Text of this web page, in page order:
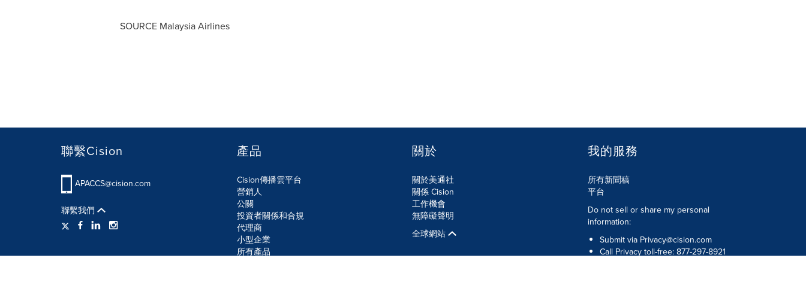
SOURCE Malaysia Airlines
聯繫Cision
APACCS@cision.com
聯繫我們
產品
Cision傳播雲平台
營銷人
公關
投資者關係和合規
代理商
小型企業
所有產品
關於
關於美通社
關係 Cision
工作機會
無障礙聲明
全球網站
我的服務
所有新聞稿
平台
Do not sell or share my personal
information:
Submit via Privacy@cision.com
Call Privacy toll-free: 877-297-8921